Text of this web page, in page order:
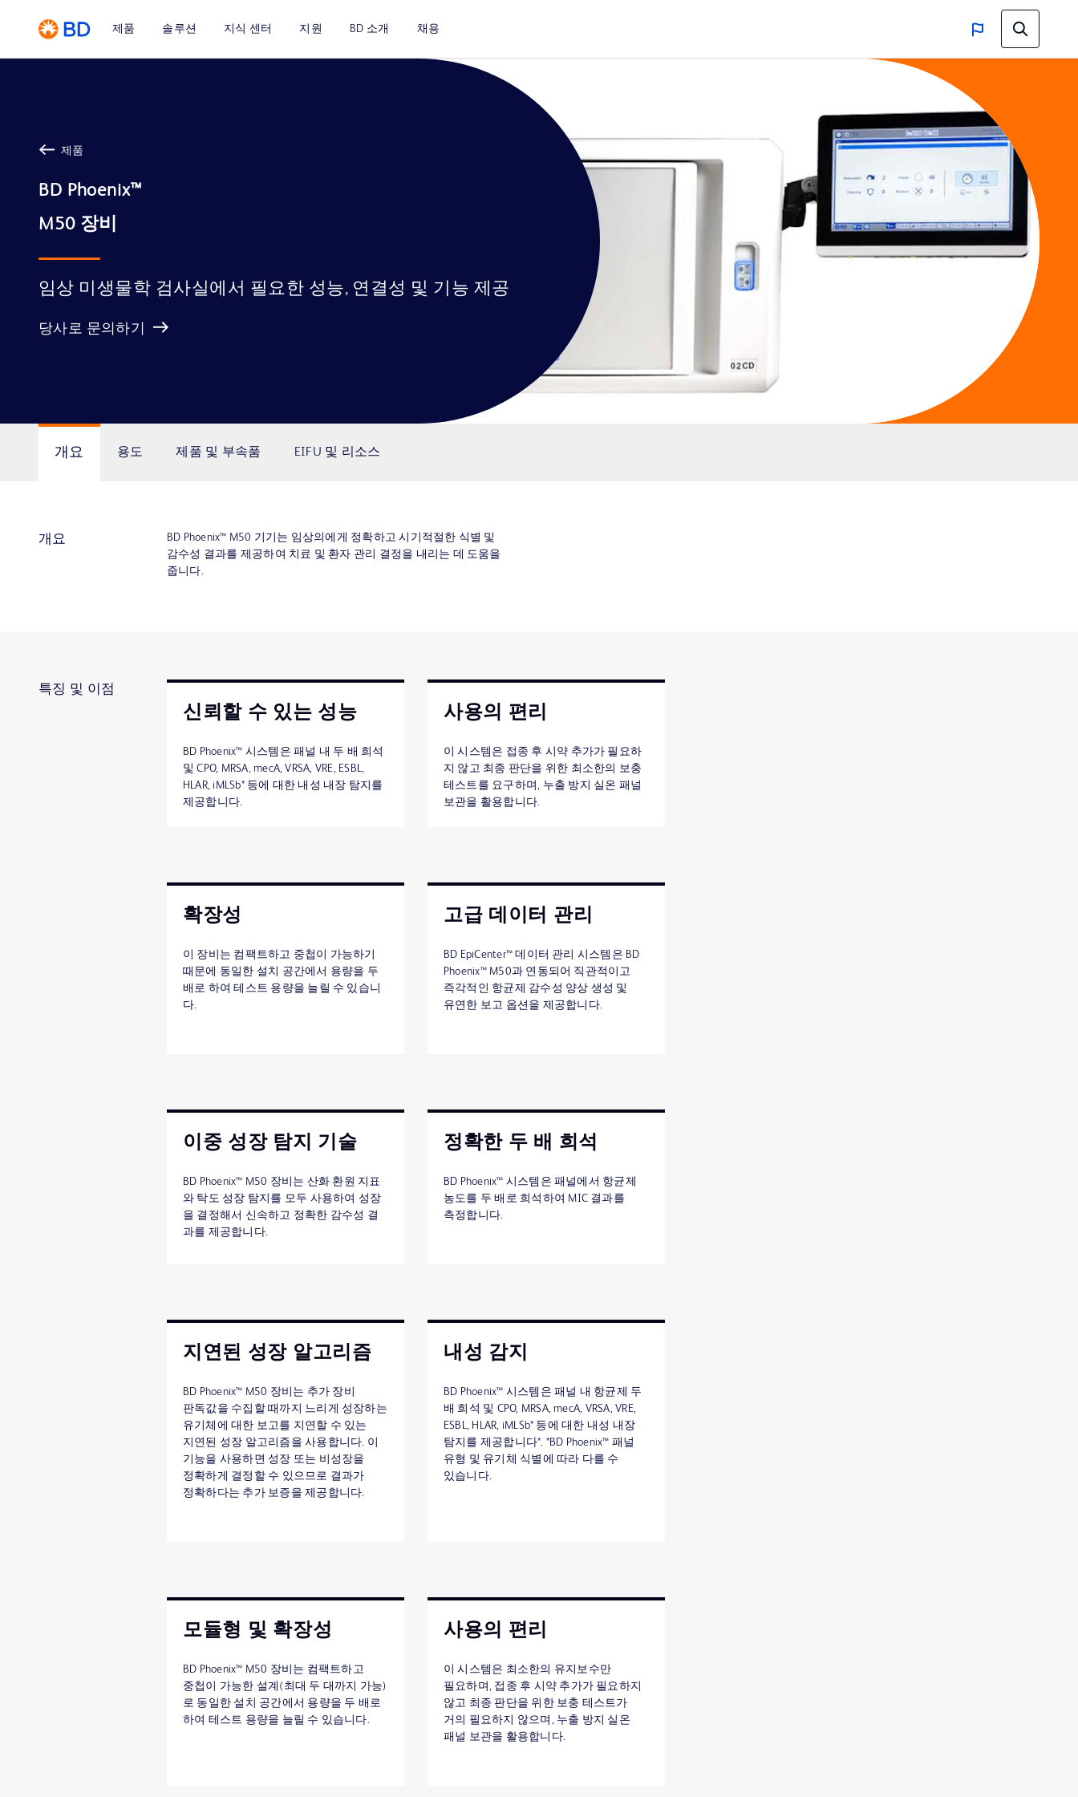
제품 솔루션 지식 센터 지원 BD 소개 채용
제품
BD Phoenix™
임상 미생물학 검사실에서 필요한 성능, 연결성 및 기능 제공
당사로 문의하기
개요 용도 제품 및 부속품 EIFU 및 리소스
개요
BD Phoenix™ M50 기기는 임상의에게 정확하고 시기적절한 식별 및
감수성 결과를 제공하여 치료 및 환자 관리 결정을 내리는 데 도움을
줍니다.
특징 및 이점
신뢰할 수 있는 성능
BD Phoenix™ 시스템은 패널 내 두 배 희석
및 CPO, MRSA, mecA, VRSA, VRE, ESBL,
HLAR, iMLSb* 등에 대한 내성 내장 탐지를
제공합니다.
사용의 편리
이 시스템은 접종 후 시약 추가가 필요하
지 않고 최종 판단을 위한 최소한의 보충
테스트를 요구하며, 누출 방지 실온 패널
보관을 활용합니다.
확장성
이 장비는 컴팩트하고 중첩이 가능하기
때문에 동일한 설치 공간에서 용량을 두
배로 하여 테스트 용량을 늘릴 수 있습니
다.
고급 데이터 관리
BD EpiCenter™ 데이터 관리 시스템은 BD
Phoenix™ M50과 연동되어 직관적이고
즉각적인 항균제 감수성 양상 생성 및
유연한 보고 옵션을 제공합니다.
이중 성장 탐지 기술
BD Phoenix™ M50 장비는 산화 환원 지표
와 탁도 성장 탐지를 모두 사용하여 성장
을 결정해서 신속하고 정확한 감수성 결
과를 제공합니다.
정확한 두 배 희석
BD Phoenix™ 시스템은 패널에서 항균제
농도를 두 배로 희석하여 MIC 결과를
측정합니다.
지연된 성장 알고리즘
BD Phoenix™ M50 장비는 추가 장비
판독값을 수집할 때까지 느리게 성장하는
유기체에 대한 보고를 지연할 수 있는
지연된 성장 알고리즘을 사용합니다. 이
기능을 사용하면 성장 또는 비성장을
정확하게 결정할 수 있으므로 결과가
정확하다는 추가 보증을 제공합니다.
내성 감지
BD Phoenix™ 시스템은 패널 내 항균제 두
배 희석 및 CPO, MRSA, mecA, VRSA, VRE,
ESBL, HLAR, iMLSb* 등에 대한 내성 내장
탐지를 제공합니다*. *BD Phoenix™ 패널
유형 및 유기체 식별에 따라 다를 수
있습니다.
모듈형 및 확장성
BD Phoenix™ M50 장비는 컴팩트하고
중첩이 가능한 설계(최대 두 대까지 가능)
로 동일한 설치 공간에서 용량을 두 배로
하여 테스트 용량을 늘릴 수 있습니다.
사용의 편리
이 시스템은 최소한의 유지보수만
필요하며, 접종 후 시약 추가가 필요하지
않고 최종 판단을 위한 보충 테스트가
거의 필요하지 않으며, 누출 방지 실온
패널 보관을 활용합니다.